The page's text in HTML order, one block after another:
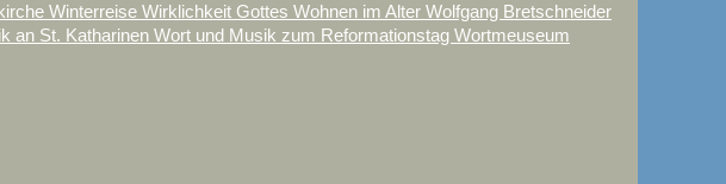
Winterreise Wirklichkeit Gottes Wohnen im Alter Wolfgang Bretschneider
an St. Katharinen Wort und Musik zum Reformationstag Wortmeuseum